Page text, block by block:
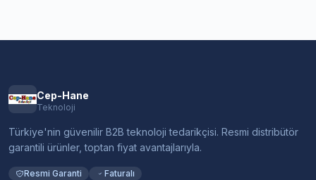
Cep-Hane
Teknoloji
Türkiye'nin güvenilir B2B teknoloji tedarikçisi. Resmi distribütör
garantili ürünler, toptan fiyat avantajlarıyla.
Resmi Garanti Faturalı